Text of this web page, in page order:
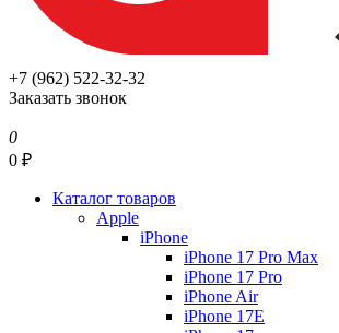
+7 (962) 522-32-32
Заказать звонок
0
0 ₽
Каталог товаров
Apple
iPhone
iPhone 17 Pro Max
iPhone 17 Pro
iPhone Air
iPhone 17E